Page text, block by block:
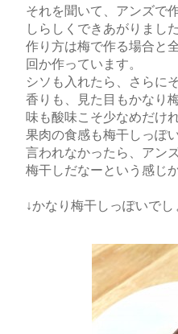
それを聞いて、アンズで
しらしくできあがりました
作り方は梅で作る場合と
回か作っています。
シソも入れたら、さらに
香りも、見た目もかなり
味も酸味こそ少なめだけ
果肉の食感も梅干しっぽ
言われなかったら、アン
梅干しだなーという感じか
↓かなり梅干しっぽいでし